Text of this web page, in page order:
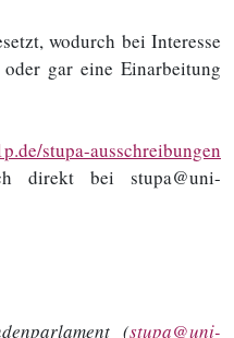
wodurch bei Interesse
gar eine Einarbeitung
stupa-ausschreibungen
direkt bei stupa@uni-
(stupa@uni-